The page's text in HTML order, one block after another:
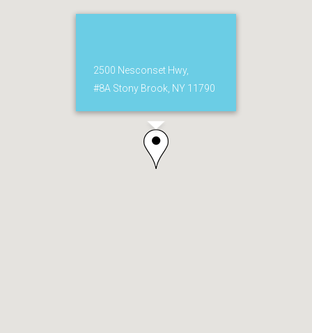
2500 Nesconset Hwy,
#8A Stony Brook, NY 11790